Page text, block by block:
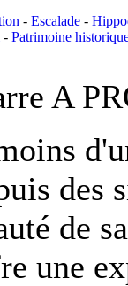
- Escalade -
- Patrimoine
A
des
de
une